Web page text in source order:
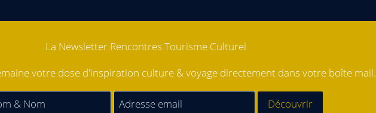
La Newsletter Rencontres Tourisme Culturel
votre dose d'inspiration culture & voyage directement dans votre boîte mail.